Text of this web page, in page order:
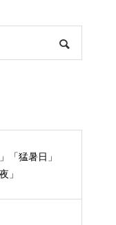
「猛暑日」
」